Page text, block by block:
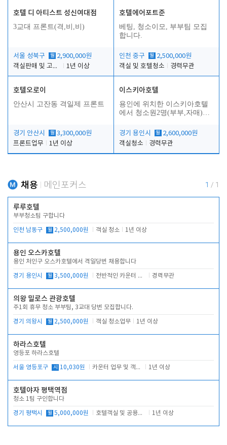
호텔 디 아티스트 성신여대점
3교대 프론트(격,비,비)
서울 성북구 월 2,900,000원
객실판매 및 고객응대
1년 이상
호텔에어포트준
베팅, 청소이모, 부부팀 모집
합니다.
인천 중구 월 2,500,000원
객실 및 호텔청소
경력무관
호텔오로이
안산시 고잔동 격일제 프론트
경기 안산시 월 3,300,000원
프론트업무
1년 이상
이스키아호텔
용인에 위치한 이스키아호텔
에서 청소원2명(부부,자매)을
경기 용인시
월 2,600,000원
객실청소
경력무관
채용 메인포커스 1 / 1
루루호텔
부부청소팀 구합니다
인천 남동구 월 2,500,000원 객실 청소 1년 이상
용인 오스카호텔
용인 처인구 오스카호텔에서 격일당번 채용합니다
경기 용인시 월 3,500,000원 전반적인 카운터 업무 경력무관
의왕 밀로스 관광호텔
주1회 휴무 청소 부부팀, 3교대 당번 모집합니다.
경기 의왕시 월 2,500,000원 객실 청소업무 1년 이상
하라스호텔
영등포 하라스호텔
서울 영등포구 시 10,030원 카운터 업무 및 객실관리(청소상태 확인, 객실판매) 1년 이상
호텔야자 평택역점
청소 1팀 구인합니다
경기 평택시 월 5,000,000원 호텔객실 및 공용시설 청소 관리 1년 이상